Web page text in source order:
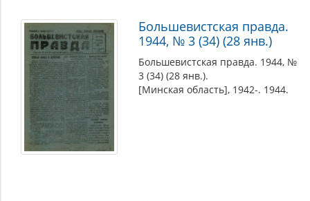
Большевистская правда.
1944, № 3 (34) (28 янв.)
Большевистская правда. 1944, №
3 (34) (28 янв.).
[Минская область], 1942-. 1944.